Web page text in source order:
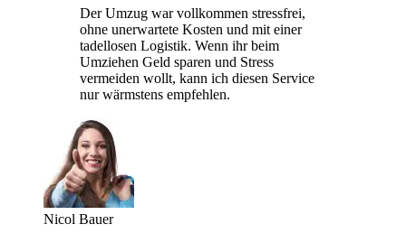
Der Umzug war vollkommen stressfrei,
ohne unerwartete Kosten und mit einer
tadellosen Logistik. Wenn ihr beim
Umziehen Geld sparen und Stress
vermeiden wollt, kann ich diesen Service
nur wärmstens empfehlen.
Nicol Bauer